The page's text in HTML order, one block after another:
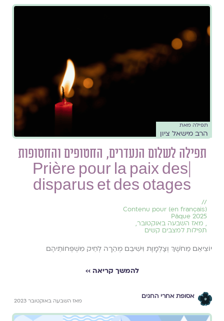
תפילה מאת
הרב מישאל ציון
תפילה לשלום הנעדרים, החטופים והחטופות
|Prière pour la paix des
disparus et des otages
//
(en français) Contenu pour
Pâque 2025
, מאז השבעה באוקטובר,
תפילות למצבים קשים
יוֹצִיאֵם מֵחֹשֶׁךְ וְצַלְמָוֶת וִישִׁיבֵם מְהֵרָה לְחֵיק מִשְׁפְּחוֹתֵיהֶם
להמשך קריאה ››
אסופת אחרי החגים
מאז השבעה באוקטובר 2023